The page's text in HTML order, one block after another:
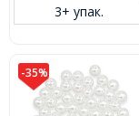
3+ упак.
-35%